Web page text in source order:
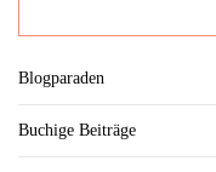
Blogparaden
Buchige Beiträge